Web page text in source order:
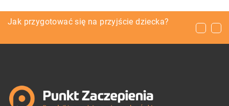
Jakie elementy powinny znajdować się w
Jak przygotować się na przyjście dziecka?
Jaki kurs trzeba odbyć, aby otrzymać